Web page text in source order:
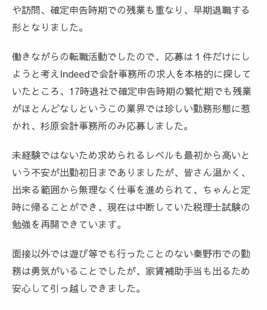
や訪問、確定申告時期での残業も重なり、早期退職する
形となりました。
働きながらの転職活動でしたので、応募は１件だけにし
ようと考えIndeedで会計事務所の求人を本格的に探して
いたところ、17時退社で確定申告時期の繁忙期でも残業
がほとんどなしというこの業界では珍しい勤務形態に惹
かれ、杉原会計事務所のみ応募しました。
未経験ではないため求められるレベルも最初から高いと
いう不安が出勤初日までありましたが、皆さん温かく、
出来る範囲から無理なく仕事を進められて、ちゃんと定
時に帰ることができ、現在は中断していた税理士試験の
勉強を再開できています。
面接以外では遊び等でも行ったことのない秦野市での勤
務は勇気がいることでしたが、家賃補助手当も出るため
安心して引っ越しできました。